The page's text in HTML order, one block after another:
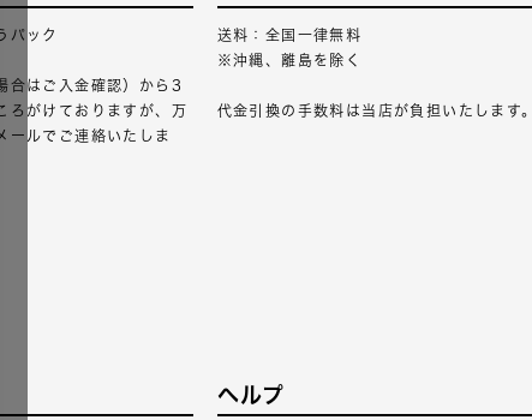
パック
合はご入金確認）から3
ろがけておりますが、万
ールでご連絡いたしま
送料：全国一律無料
※沖縄、離島を除く
代金引換の手数料は当店が負担いたします。
ヘルプ